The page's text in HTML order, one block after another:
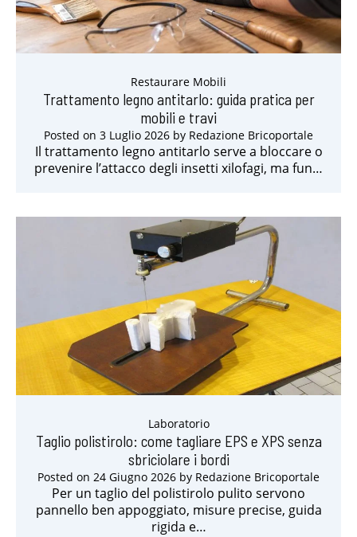
Restaurare Mobili
Trattamento legno antitarlo: guida pratica per
mobili e travi
Posted on 3 Luglio 2026 by Redazione Bricoportale
Il trattamento legno antitarlo serve a bloccare o
prevenire l’attacco degli insetti xilofagi, ma fun…
Laboratorio
Taglio polistirolo: come tagliare EPS e XPS senza
sbriciolare i bordi
Posted on 24 Giugno 2026 by Redazione Bricoportale
Per un taglio del polistirolo pulito servono
pannello ben appoggiato, misure precise, guida
rigida e…